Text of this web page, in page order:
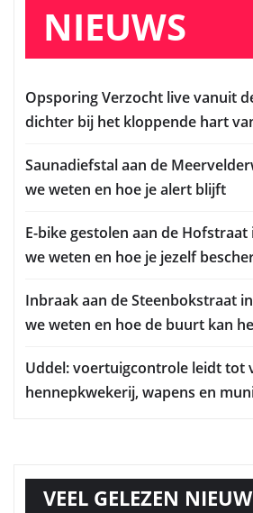
NIEUWS
Opsporing Verzocht live vanuit
dichter bij het kloppende hart
Saunadiefstal aan de
we weten en hoe je alert blijft
E-bike gestolen aan de
we weten en hoe je jezelf
Inbraak aan de Steenbokstraat
we weten en hoe de buurt kan
Uddel: voertuigcontrole leidt tot
hennepkwekerij, wapens en
VEEL GELEZEN